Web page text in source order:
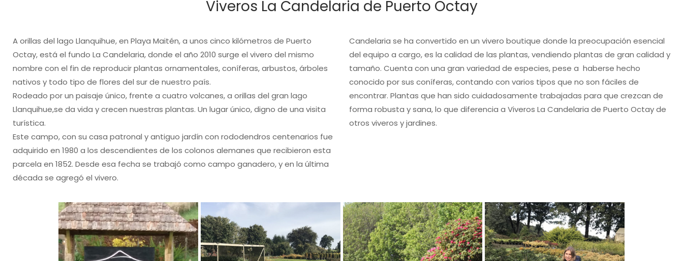
Viveros La Candelaria de Puerto Octay
A orillas del lago Llanquihue, en Playa Maitén, a unos cinco kilómetros de Puerto
Octay, está el fundo La Candelaria, donde el año 2010 surge el vivero del mismo
nombre con el fin de reproducir plantas ornamentales, coníferas, arbustos, árboles
nativos y todo tipo de flores del sur de nuestro país.
Rodeado por un paisaje único, frente a cuatro volcanes, a orillas del gran lago
Llanquihue,se da vida y crecen nuestras plantas. Un lugar único, digno de una visita
turística.
Este campo, con su casa patronal y antiguo jardín con rododendros centenarios fue
adquirido en 1980 a los descendientes de los colonos alemanes que recibieron esta
parcela en 1852. Desde esa fecha se trabajó como campo ganadero, y en la última
década se agregó el vivero.
Candelaria se ha convertido en un vivero boutique donde la preocupación esencial
del equipo a cargo, es la calidad de las plantas, vendiendo plantas de gran calidad y
tamaño. Cuenta con una gran variedad de especies, pese a haberse hecho
conocido por sus coníferas, contando con varios tipos que no son fáciles de
encontrar. Plantas que han sido cuidadosamente trabajadas para que crezcan de
forma robusta y sana, lo que diferencia a Viveros La Candelaria de Puerto Octay de
otros viveros y jardines.